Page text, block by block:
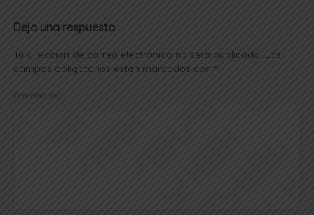
Deja una respuesta
Tu dirección de correo electrónico no será publicada. Los
campos obligatorios están marcados con *
Comentario